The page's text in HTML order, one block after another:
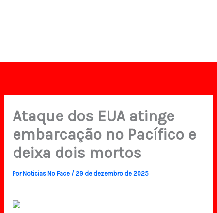
Ataque dos EUA atinge
embarcação no Pacífico e
deixa dois mortos
PorNoticias No Face /29 de dezembro de 2025